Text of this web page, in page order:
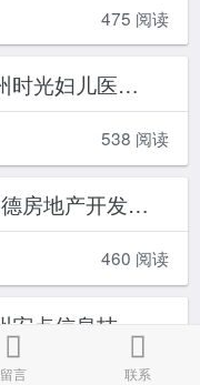
475 阅读
热烈祝贺2020年11月16日兰州时光妇儿医院有限公司与公司成功签约
538 阅读
热烈祝贺2020年11月9日肃启德房地产开发有限公司与公司成功签约！
460 阅读
热烈祝贺2020年11月15日兰州宏点信息技术有限责任公司与公司成功签约！
394 阅读
留言 联系